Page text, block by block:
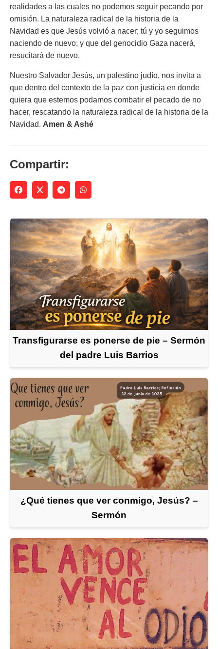
realidades a las cuales no podemos seguir pecando por
omisión. La naturaleza radical de la historia de la
Navidad es que Jesús volvió a nacer; tú y yo seguimos
naciendo de nuevo; y que del genocidio Gaza nacerá,
resucitará de nuevo.
Nuestro Salvador Jesús, un palestino judío, nos invita a
que dentro del contexto de la paz con justicia en donde
quiera que estemos podamos combatir el pecado de no
hacer, rescatando la naturaleza radical de la historia de la
Navidad. Amen & Ashé
Compartir:
Transfigurarse es ponerse de pie – Sermón
del padre Luis Barrios
¿Qué tienes que ver conmigo, Jesús? –
Sermón